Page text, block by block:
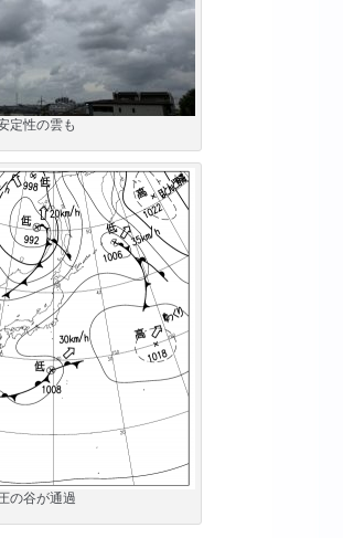
定性の雲も
の谷が通過